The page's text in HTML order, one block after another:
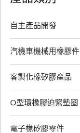
自主產品開發
汽機車機械用橡膠件
客製化橡矽膠產品
O型環橡膠迫緊墊圈
電子橡矽膠零件